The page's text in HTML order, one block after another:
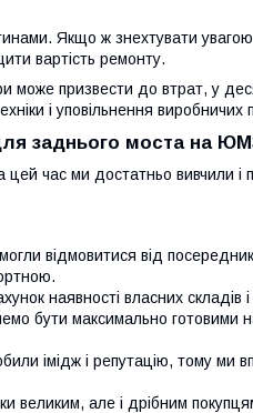
Якщо ж знехтувати
вартість ремонту.
може призвести до втрат, у
і уповільнення виробничих
заднього моста на ЮМЗ
час ми достатньо вивчили і
відмовитися від
наявності власних складів і
бути максимально готовими
імідж і репутацію, тому ми
великим, але і дрібним